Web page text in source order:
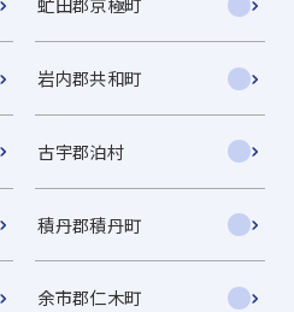
岩内郡共和町
古宇郡泊村
積丹郡積丹町
余市郡仁木町